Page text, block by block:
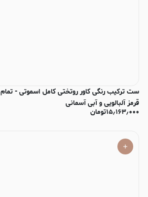
قرمز آلبالویی و آبی آسمانی
۱۵٫۱۶۳٫۰۰۰تومان